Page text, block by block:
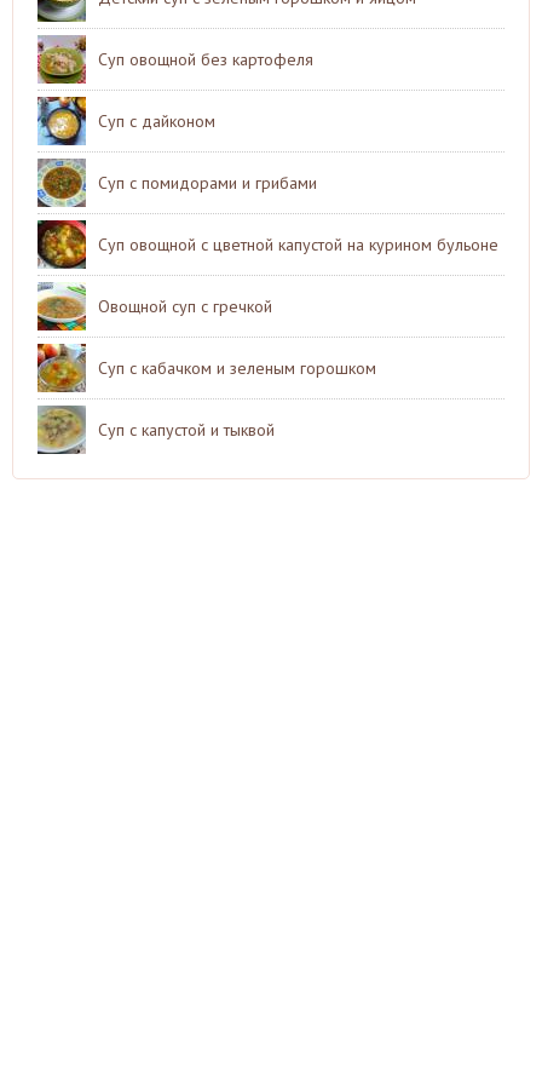
Суп овощной без картофеля
Суп с дайконом
Суп с помидорами и грибами
Суп овощной с цветной капустой на курином бульоне
Овощной суп с гречкой
Суп с кабачком и зеленым горошком
Суп с капустой и тыквой